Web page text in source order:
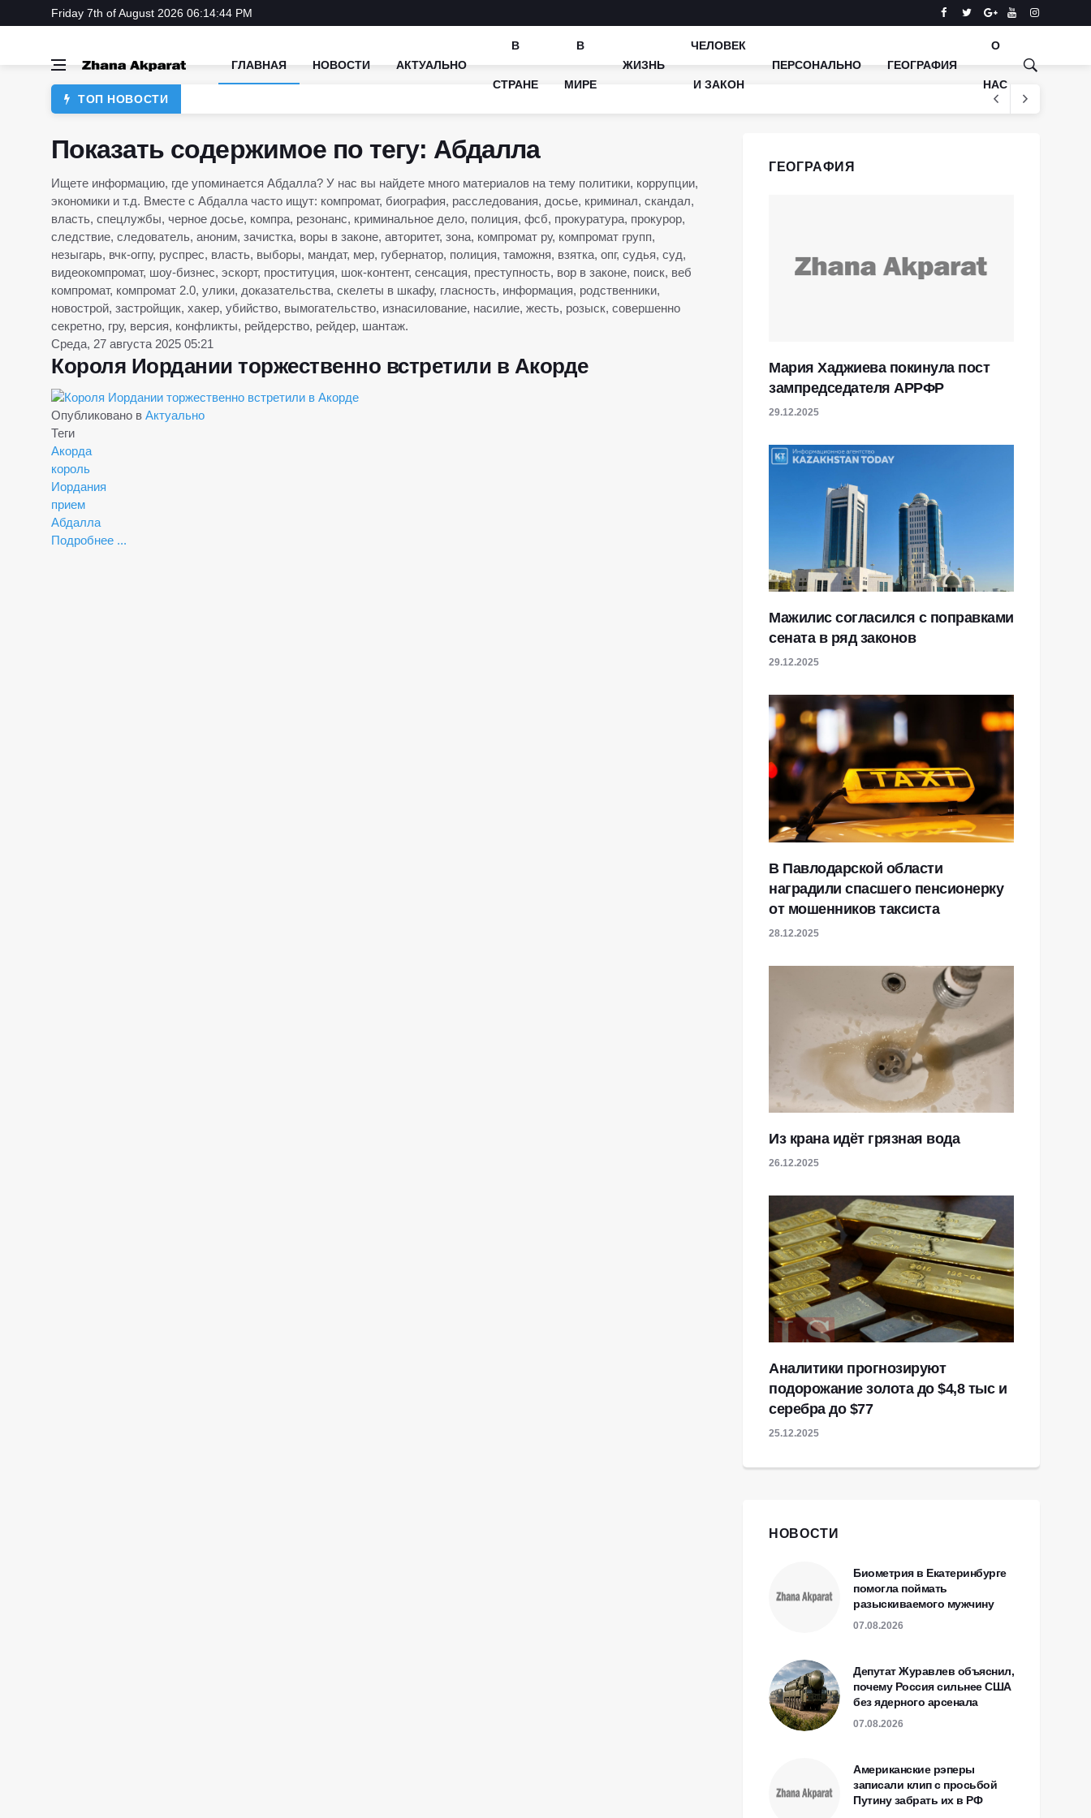
Friday 7th of August 2026 06:14:44 PM
ГЛАВНАЯ НОВОСТИ АКТУАЛЬНО
В
СТРАНЕ
В
МИРЕ
ЖИЗНЬ
ЧЕЛОВЕК
И ЗАКОН
ПЕРСОНАЛЬНО ГЕОГРАФИЯ
О
НАС
ТОП НОВОСТИ
Показать содержимое по тегу: Абдалла
Ищете информацию, где упоминается Абдалла? У нас вы найдете много материалов на тему политики, коррупции,
экономики и т.д. Вместе с Абдалла часто ищут: компромат, биография, расследования, досье, криминал, скандал,
власть, спецлужбы, черное досье, компра, резонанс, криминальное дело, полиция, фсб, прокуратура, прокурор,
следствие, следователь, аноним, зачистка, воры в законе, авторитет, зона, компромат ру, компромат групп,
незыгарь, вчк-огпу, руспрес, власть, выборы, мандат, мер, губернатор, полиция, таможня, взятка, опг, судья, суд,
видеокомпромат, шоу-бизнес, эскорт, проституция, шок-контент, сенсация, преступность, вор в законе, поиск, веб
компромат, компромат 2.0, улики, доказательства, скелеты в шкафу, гласность, информация, родственники,
новострой, застройщик, хакер, убийство, вымогательство, изнасилование, насилие, жесть, розыск, совершенно
секретно, гру, версия, конфликты, рейдерство, рейдер, шантаж.
Среда, 27 августа 2025 05:21
Короля Иордании торжественно встретили в Акорде
Опубликовано в Актуально
Теги
Акорда
король
Иордания
прием
Абдалла
Подробнее ...
ГЕОГРАФИЯ
Мария Хаджиева покинула пост
зампредседателя АРРФР
29.12.2025
Мажилис согласился с поправками
сената в ряд законов
29.12.2025
В Павлодарской области
наградили спасшего пенсионерку
от мошенников таксиста
28.12.2025
Из крана идёт грязная вода
26.12.2025
Аналитики прогнозируют
подорожание золота до $4,8 тыс и
серебра до $77
25.12.2025
НОВОСТИ
Биометрия в Екатеринбурге
помогла поймать
разыскиваемого мужчину
07.08.2026
Депутат Журавлев объяснил,
почему Россия сильнее США
без ядерного арсенала
07.08.2026
Американские рэперы
записали клип с просьбой
Путину забрать их в РФ